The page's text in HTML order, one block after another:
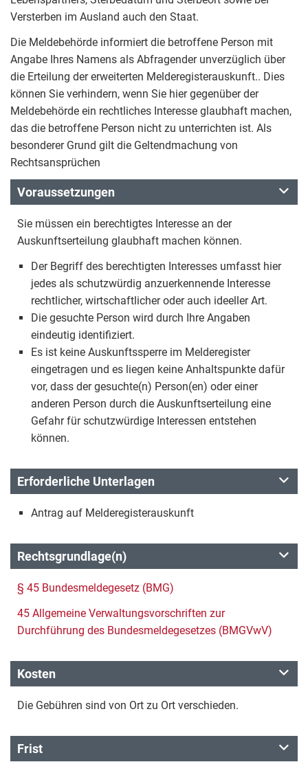
Versterben im Ausland auch den Staat.
Die Meldebehörde informiert die betroffene Person mit
Angabe Ihres Namens als Abfragender unverzüglich über
die Erteilung der erweiterten Melderegisterauskunft.. Dies
können Sie verhindern, wenn Sie hier gegenüber der
Meldebehörde ein rechtliches Interesse glaubhaft machen,
das die betroffene Person nicht zu unterrichten ist. Als
besonderer Grund gilt die Geltendmachung von
Rechtsansprüchen
Voraussetzungen
Sie müssen ein berechtigtes Interesse an der
Auskunftserteilung glaubhaft machen können.
Der Begriff des berechtigten Interesses umfasst hier
jedes als schutzwürdig anzuerkennende Interesse
rechtlicher, wirtschaftlicher oder auch ideeller Art.
Die gesuchte Person wird durch Ihre Angaben
eindeutig identifiziert.
Es ist keine Auskunftssperre im Melderegister
eingetragen und es liegen keine Anhaltspunkte dafür
vor, dass der gesuchte(n) Person(en) oder einer
anderen Person durch die Auskunftserteilung eine
Gefahr für schutzwürdige Interessen entstehen
können.
Erforderliche Unterlagen
Antrag auf Melderegisterauskunft
Rechtsgrundlage(n)
§ 45 Bundesmeldegesetz (BMG)
45 Allgemeine Verwaltungsvorschriften zur
Durchführung des Bundesmeldegesetzes (BMGVwV)
Kosten
Die Gebühren sind von Ort zu Ort verschieden.
Frist